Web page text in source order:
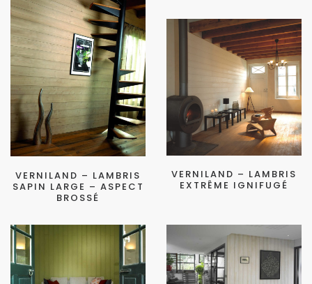
VERNILAND – LAMBRIS
SAPIN LARGE – ASPECT
BROSSÉ
VERNILAND – LAMBRIS
EXTRÊME IGNIFUGÉ